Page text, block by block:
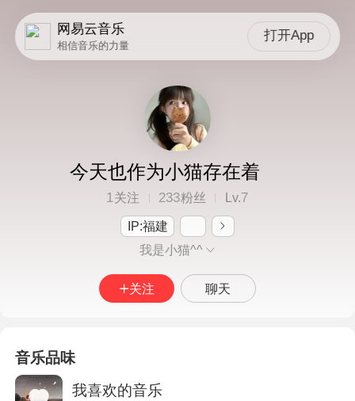
网易云音乐
相信音乐的力量
打开App
今天也作为小猫存在着
1关注 233粉丝 Lv.7
IP:福建
我是小猫^^
关注 聊天
音乐品味
我喜欢的音乐